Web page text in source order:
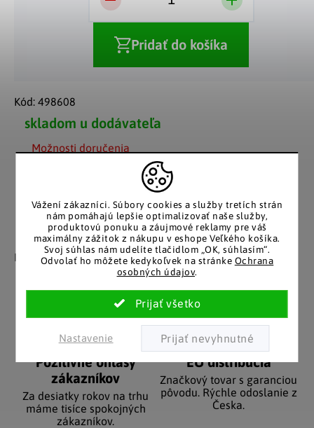
Vážení zákazníci. Súbory cookies a služby tretích strán
nám pomáhajú lepšie optimalizovať naše služby,
produktovú ponuku a záujmové reklamy pre váš
maximálny zážitok z nákupu v eshope Veľkého košíka.
Svoj súhlas nám udelíte tlačidlom „OK, súhlasím“.
Odvolať ho môžete kedykoľvek na stránke Ochrana
osobných údajov.
Nastavenie
skladom u dodávateľa
Možnosti doručenia
Pridať do košíka
Kód: 498608
Záruka spokojnosti
Nakupujete bez obáv, férové
​​konanie v každej situácii.
Katalóg v tlačenej
podobe
Stálym zákazníkom
katalóg do schránky.
Pozitívne ohlasy
zákazníkov
Za desiatky rokov na trhu
máme tisíce spokojných
zákazníkov.
EÚ distribúcia
Značkový tovar s garanciou
pôvodu. Rýchle odoslanie z
Česka.